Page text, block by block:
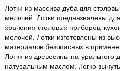
Лотки из массива дуба для
мелочей. Лотки предназначены
хранения столовых приборов,
мелочей. Лотки изготовлены из
материалов безопасных в
Лотки из древесины натурального
натуральным маслом. Легко